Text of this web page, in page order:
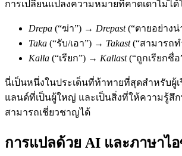
การเปลี่ยนแปลงความหมายที่คาดเดาไม่ได้
Drepa (“ฆ่า”) → Drepast(“ตายอย่างน่
Taka (“รับ/เอา”) → Takast(“สามารถท
Kalla (“เรียก”) → Kallast(“ถูกเรียกชื่อ
นี่เป็นหนึ่งในประเด็นที่ท้าทายที่สุดสำหรับผู้
แลนด์ที่เป็นผู้ใหญ่ และเป็นสิ่งที่ให้ความรู้สึก
สามารถเชี่ยวชาญได้
การแปลด้วย AI และภาษาไ